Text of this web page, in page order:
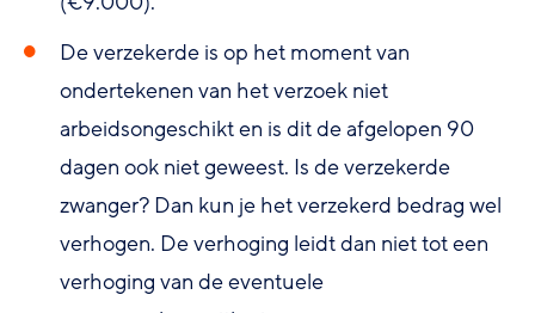
De verzekerde is op het moment van
ondertekenen van het verzoek niet
arbeidsongeschikt en is dit de afgelopen 90
dagen ook niet geweest. Is de verzekerde
zwanger? Dan kun je het verzekerd bedrag wel
verhogen. De verhoging leidt dan niet tot een
verhoging van de eventuele